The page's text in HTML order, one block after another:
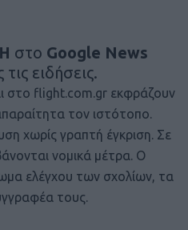
στο Google News
ειδήσεις.
στο flight.com.gr εκφράζουν
τον ιστότοπο.
χωρίς γραπτή έγκριση. Σε
νομικά μέτρα. Ο
ελέγχου των σχολίων, τα
τους.